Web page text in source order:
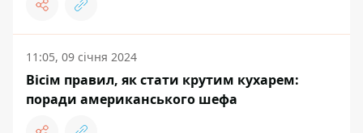
11:05, 09 січня 2024
Вісім правил, як стати крутим кухарем:
поради американського шефа